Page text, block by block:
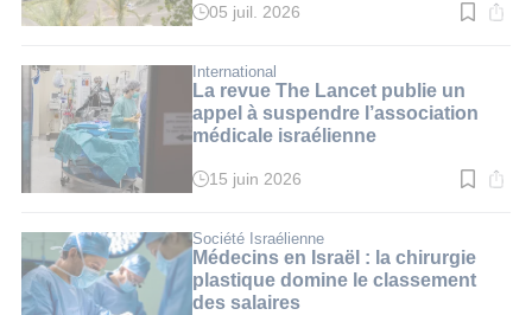
Temps
:
2
min.
05 juil. 2026
International
La revue The Lancet publie un
appel à suspendre l’association
médicale israélienne
Temps
:
3
min.
15 juin 2026
Société Israélienne
Médecins en Israël : la chirurgie
plastique domine le classement
des salaires